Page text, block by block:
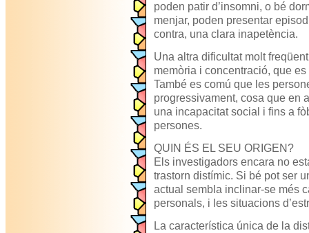
poden patir d’insomni, o bé
menjar, poden presentar
contra, una clara inapetència.
Una altra dificultat molt
memòria i concentració, que
També es comú que les
progressivament, cosa que en
una incapacitat social i fins a
persones.
QUIN ÉS EL SEU ORIGEN?
Els investigadors encara no
trastorn distímic. Si bé pot ser
actual sembla inclinar-se més
personals, i les situacions
La característica única de la